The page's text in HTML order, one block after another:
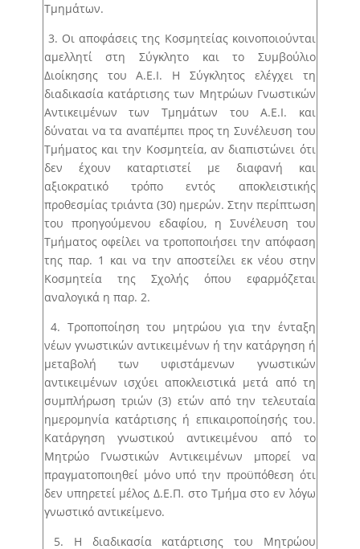
Τμημάτων.
3. Οι αποφάσεις της Κοσμητείας κοινοποιούνται
αμελλητί στη Σύγκλητο και το Συμβούλιο
Διοίκησης του Α.Ε.Ι. Η Σύγκλητος ελέγχει τη
διαδικασία κατάρτισης των Μητρώων Γνωστικών
Αντικειμένων των Τμημάτων του Α.Ε.Ι. και
δύναται να τα αναπέμπει προς τη Συνέλευση του
Τμήματος και την Κοσμητεία, αν διαπιστώνει ότι
δεν έχουν καταρτιστεί με διαφανή και
αξιοκρατικό τρόπο εντός αποκλειστικής
προθεσμίας τριάντα (30) ημερών. Στην περίπτωση
του προηγούμενου εδαφίου, η Συνέλευση του
Τμήματος οφείλει να τροποποιήσει την απόφαση
της παρ. 1 και να την αποστείλει εκ νέου στην
Κοσμητεία της Σχολής όπου εφαρμόζεται
αναλογικά η παρ. 2.
4. Τροποποίηση του μητρώου για την ένταξη
νέων γνωστικών αντικειμένων ή την κατάργηση ή
μεταβολή των υφιστάμενων γνωστικών
αντικειμένων ισχύει αποκλειστικά μετά από τη
συμπλήρωση τριών (3) ετών από την τελευταία
ημερομηνία κατάρτισης ή επικαιροποίησής του.
Κατάργηση γνωστικού αντικειμένου από το
Μητρώο Γνωστικών Αντικειμένων μπορεί να
πραγματοποιηθεί μόνο υπό την προϋπόθεση ότι
δεν υπηρετεί μέλος Δ.Ε.Π. στο Τμήμα στο εν λόγω
γνωστικό αντικείμενο.
5. Η διαδικασία κατάρτισης του Μητρώου